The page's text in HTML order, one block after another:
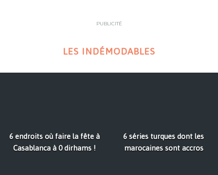
PUBLICITÉ
LES INDÉMODABLES
6 endroits où faire la fête à
Casablanca à 0 dirhams !
6 séries turques dont les
marocaines sont accros